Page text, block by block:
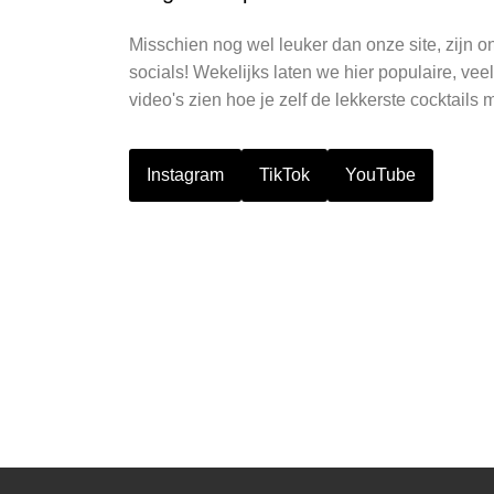
Misschien nog wel leuker dan onze site, zijn
socials! Wekelijks laten we hier populaire,
video's zien hoe je zelf de lekkerste cocktails
Instagram TikTok YouTube